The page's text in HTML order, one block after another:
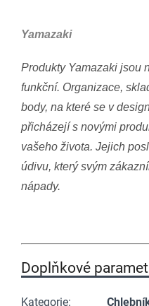
Yamazaki
Produkty Yamazaki jsou
funkční. Organizace,
body, na které se v
přicházejí s novými
vašeho života. Jejich
údivu, který svým
nápady.
Doplňkové
Kategorie: